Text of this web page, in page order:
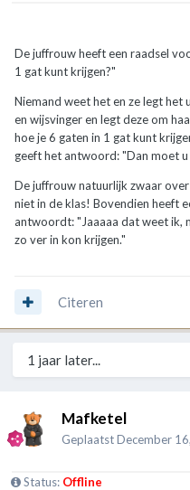
De juffrouw heeft een raadsel
1 gat kunt krijgen?"
Niemand weet het en ze legt het
en wijsvinger en legt deze om
hoe je 6 gaten in 1 gat kunt
geeft het antwoord: "Dan moet
De juffrouw natuurlijk zwaar
niet in de klas! Bovendien heeft
antwoordt: "Jaaaaa dat weet ik,
zo ver in kon krijgen."
Citeren
1 jaar later...
Mafketel
GeplaatstDecember
Status: Offline